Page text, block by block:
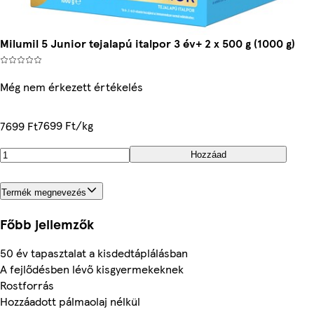
Milumil 5 Junior tejalapú italpor 3 év+ 2 x 500 g (1000 g)
Még nem érkezett értékelés
7699 Ft7699 Ft/kg
Hozzáad
Termék megnevezés
Főbb jellemzők
50 év tapasztalat a kisdedtáplálásban
A fejlődésben lévő kisgyermekeknek
Rostforrás
Hozzáadott pálmaolaj nélkül